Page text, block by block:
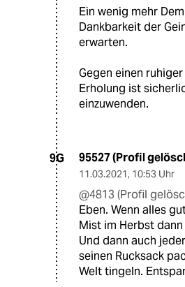
Ein wenig mehr
Dankbarkeit der
erwarten.
Gegen einen
Erholung ist
einzuwenden.
9G 95527 (Profil
11.03.2021, 10:53 Uhr
@4813 (Profil
Eben. Wenn alles
Mist im Herbst
Und dann auch
seinen Rucksack
Welt tingeln.